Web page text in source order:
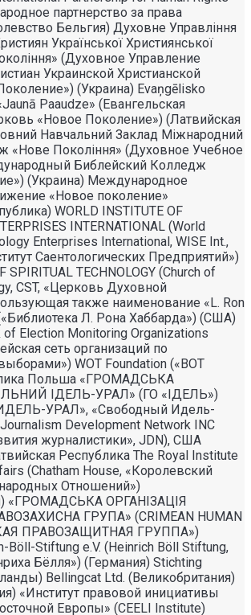
партнерство за права
Бельгия) Духовне Управлiння
Української Християнської
(Духовное Управление
Украинской Христианской
(Украина) Evaņgēlisko
Paaudze» (Евангельская
«Новое Поколение») (Латвийская
Навчальний Заклад Міжнародний
«Нове Покоління» (Духовное Учебное
Библейский Колледж
(Украина) Международное
«Новое поколение»
WORLD INSTITUTE OF
INTERNATIONAL (World
Enterprises International, WISE Int.,
Саентологических Предприятий»)
SPIRITUAL TECHNOLOGY (Church of
CST, «Церковь Духовной
также наименование «L. Ron
Л. Рона Хаббарда») (США)
of Election Monitoring Organizations
сеть организаций по
WOT Foundation («ВОТ
Польша «ГРОМАДСЬКА
IДЕЛЬ-УРАЛ» (ГО «IДЕЛЬ»)
УРАЛ», «Свободный Идель-
Development Network INC
журналистики», JDN), США
Республика The Royal Institute
(Chatham House, «Королевский
Отношений»)
«ГРОМАДСЬКА ОРГАНIЗАЦIЯ
ГРУПА» (CRIMEAN HUMAN
ПРАВОЗАЩИТНАЯ ГРУППА»)
Böll-Stiftung e.V. (Heinrich Böll Stiftung,
Бёлля») (Германия) Stichting
Bellingcat Ltd. (Великобритания)
«Институт правовой инициативы
Европы» (CEELI Institute)